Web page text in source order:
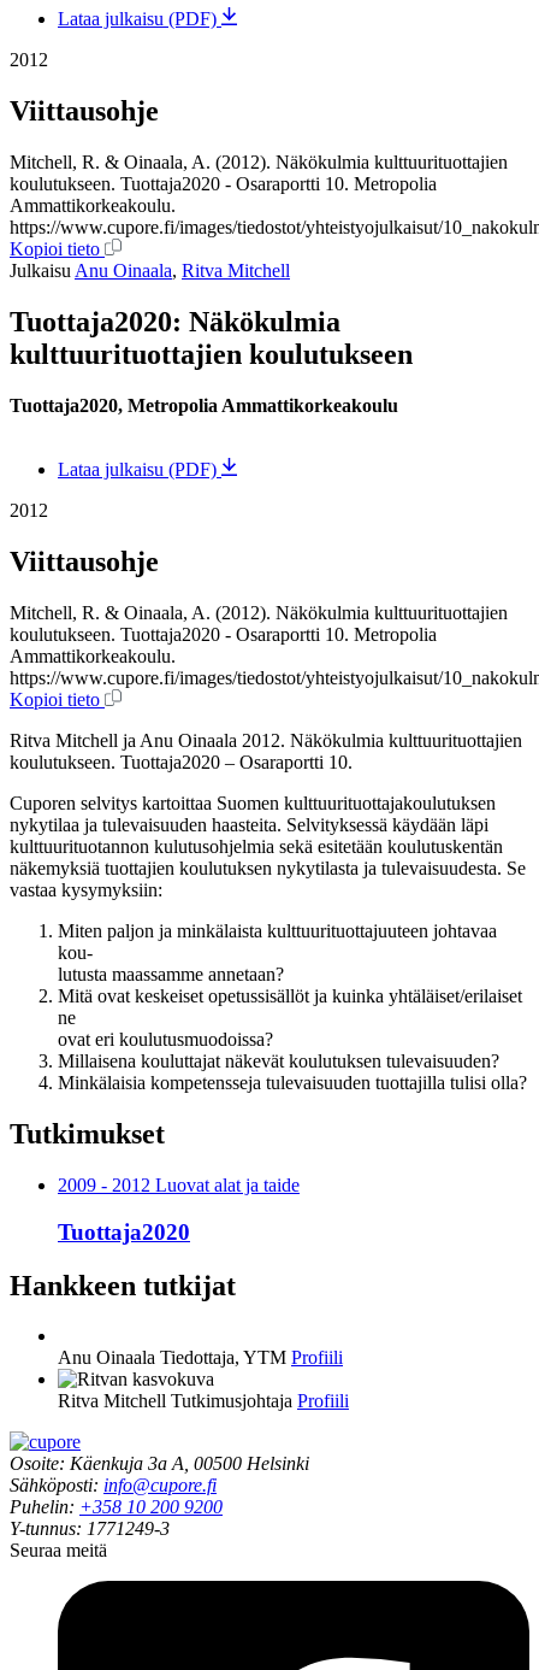
Lataa julkaisu (PDF)
2012
Viittausohje
Mitchell, R. & Oinaala, A. (2012). Näkökulmia kulttuurituottajien
koulutukseen. Tuottaja2020 - Osaraportti 10. Metropolia
Ammattikorkeakoulu.
https://www.cupore.fi/images/tiedostot/yhteistyojulkaisut/
Kopioi tieto
Julkaisu Anu Oinaala, Ritva Mitchell
Tuottaja2020: Näkökulmia
kulttuurituottajien koulutukseen
Tuottaja2020, Metropolia Ammattikorkeakoulu
Lataa julkaisu (PDF)
2012
Viittausohje
Mitchell, R. & Oinaala, A. (2012). Näkökulmia kulttuurituottajien
koulutukseen. Tuottaja2020 - Osaraportti 10. Metropolia
Ammattikorkeakoulu.
https://www.cupore.fi/images/tiedostot/yhteistyojulkaisut/
Kopioi tieto
Ritva Mitchell ja Anu Oinaala 2012. Näkökulmia kulttuurituottajien
koulutukseen. Tuottaja2020 – Osaraportti 10.
Cuporen selvitys kartoittaa Suomen kulttuurituottajakoulutuksen
nykytilaa ja tulevaisuuden haasteita. Selvityksessä käydään läpi
kulttuurituotannon kulutusohjelmia sekä esitetään koulutuskentän
näkemyksiä tuottajien koulutuksen nykytilasta ja tulevaisuudesta. Se
vastaa kysymyksiin:
Miten paljon ja minkälaista kulttuurituottajuuteen johtavaa
kou-
lutusta maassamme annetaan?
Mitä ovat keskeiset opetussisällöt ja kuinka yhtäläiset/erilaiset
ne
ovat eri koulutusmuodoissa?
Millaisena kouluttajat näkevät koulutuksen tulevaisuuden?
Minkälaisia kompetensseja tulevaisuuden tuottajilla tulisi olla?
Tutkimukset
2009 - 2012 Luovat alat ja taide
Tuottaja2020
Hankkeen tutkijat
Anu Oinaala Tiedottaja, YTM Profiili
Ritva Mitchell Tutkimusjohtaja Profiili
Osoite: Käenkuja 3a A, 00500 Helsinki
Sähköposti: info@cupore.fi
Puhelin: +358 10 200 9200
Y-tunnus: 1771249-3
Seuraa meitä